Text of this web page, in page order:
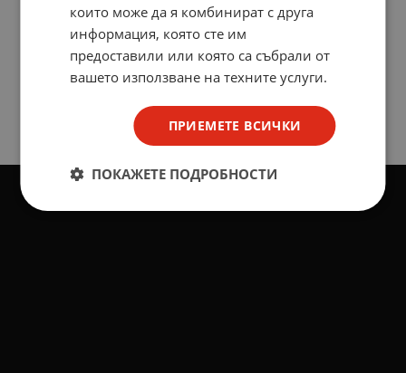
които може да я комбинират с друга
информация, която сте им
предоставили или която са събрали от
вашето използване на техните услуги.
ПРИЕМЕТЕ ВСИЧКИ
ПОКАЖЕТЕ ПОДРОБНОСТИ